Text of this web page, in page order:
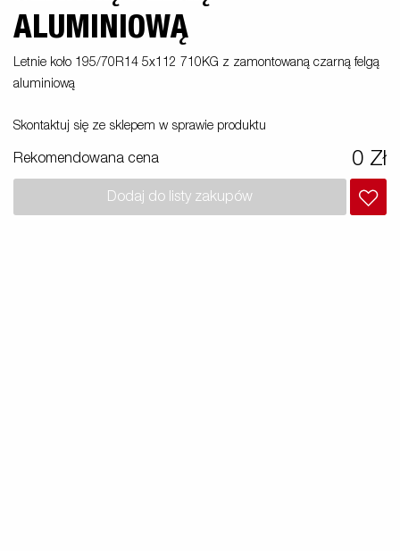
Lawety
Przyczepy Dla Profesjonalistów
Przyczepy Dla Przedsiębiorców
Samochody Elektryczne
Premium e X-Line
i
ALUMINIOWĄ
Letnie koło 195/70R14 5x112 710KG z zamontowaną czarną felgą
aluminiową
Skontaktuj się ze sklepem w sprawie produktu
Rekomendowana cena 0 Zł
Dodaj do listy zakupów